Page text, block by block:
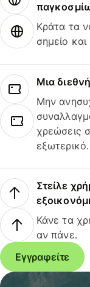
Κράτα τα
σημείο
Μια
Μην
χρεώσεις
εξωτερικό.
Στείλε
Κάνε τα
αν πάνε.
Εγγραφείτε